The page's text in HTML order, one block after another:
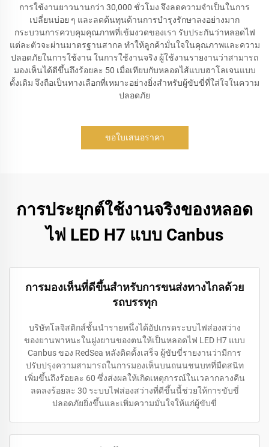
การใช้งานยาวนานกว่า 30,000 ชั่วโมง จึงลดความจำเป็นในการ
เปลี่ยนบ่อย ๆ และลดต้นทุนด้านการบำรุงรักษาลงอย่างมาก
กระบวนการควบคุมคุณภาพที่เข้มงวดของเรา รับประกันว่าหลอดไฟ
แต่ละตัวจะผ่านมาตรฐานสากล ทำให้ลูกค้ามั่นใจในคุณภาพและความ
ปลอดภัยในการใช้งาน ในการใช้งานจริง ผู้ใช้งานรายงานว่าสามารถ
มองเห็นได้ดีขึ้นถึงร้อยละ 50 เมื่อเทียบกับหลอดไส้แบบฮาโลเจนแบบ
ดั้งเดิม จึงถือเป็นทางเลือกที่เหมาะอย่างยิ่งสำหรับผู้ขับขี่ที่ใส่ใจในความ
ปลอดภัย
ขอใบเสนอราคา
การประยุกต์ใช้งานจริงของหลอด
ไฟ LED H7 แบบ Canbus
การมองเห็นที่ดีขึ้นสำหรับการขนส่งทางไกลด้วย
รถบรรทุก
บริษัทโลจิสติกส์ชั้นนำรายหนึ่งได้อัปเกรดระบบไฟส่องสว่าง
ของยานพาหนะในฝูงยานของตนให้เป็นหลอดไฟ LED H7 แบบ
Canbus ของ RedSea หลังติดตั้งเสร็จ ผู้ขับขี่รายงานว่ามีการ
ปรับปรุงความสามารถในการมองเห็นบนถนนชนบทที่มืดสนิท
เพิ่มขึ้นถึงร้อยละ 60 ซึ่งส่งผลให้เกิดเหตุการณ์ในเวลากลางคืน
ลดลงร้อยละ 30 ระบบไฟส่องสว่างที่ดีขึ้นนี้ช่วยให้การขับขี่
ปลอดภัยยิ่งขึ้นและเพิ่มความมั่นใจให้แก่ผู้ขับขี่